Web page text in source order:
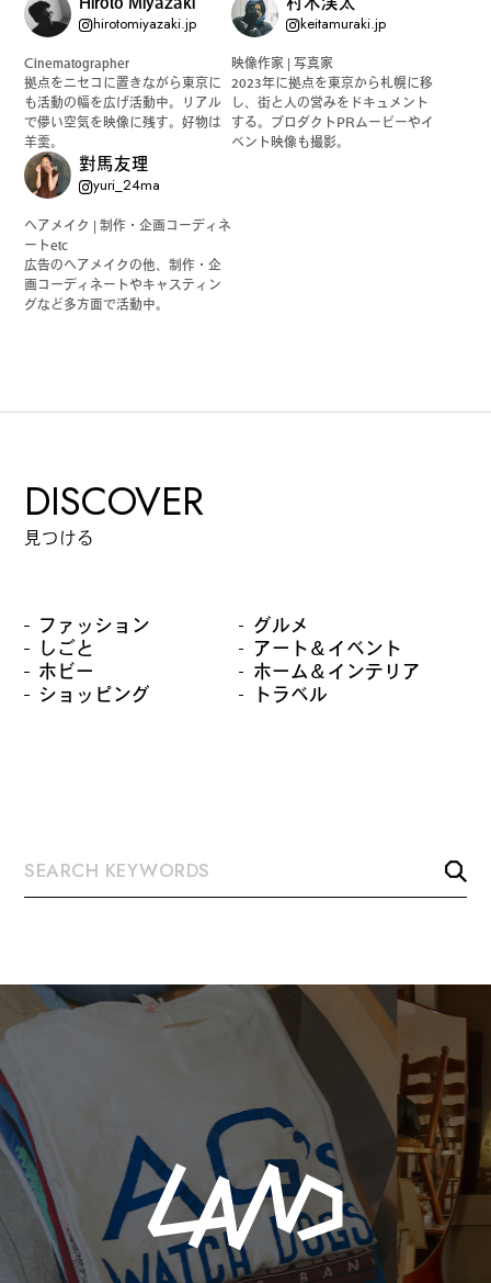
hirotomiyazaki.jp
Cinematographer
拠点をニセコに置きながら東京に
も活動の幅を広げ活動中。リアル
で儚い空気を映像に残す。好物は
羊羹。
keitamuraki.jp
映像作家 | 写真家
2023年に拠点を東京から札幌に移
し、街と人の営みをドキュメント
する。プロダクトPRムービーやイ
ベント映像も撮影。
對馬友理
yuri_24ma
ヘアメイク | 制作・企画コーディネ
ートetc
広告のヘアメイクの他、制作・企
画コーディネートやキャスティン
グなど多方面で活動中。
DISCOVER
見つける
ファッション
グルメ
しごと
アート＆イベント
ホビー
ホーム＆インテリア
ショッピング
トラベル